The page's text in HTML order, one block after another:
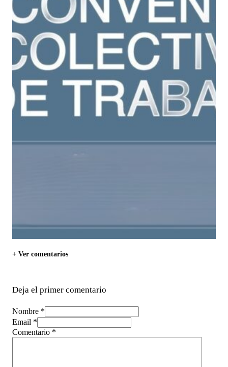
+ Ver comentarios
Deja el primer comentario
Nombre *
Email *
Comentario *